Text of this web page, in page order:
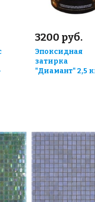
3200 руб.
Эпоксидная
затирка
"Диамант" 2,5